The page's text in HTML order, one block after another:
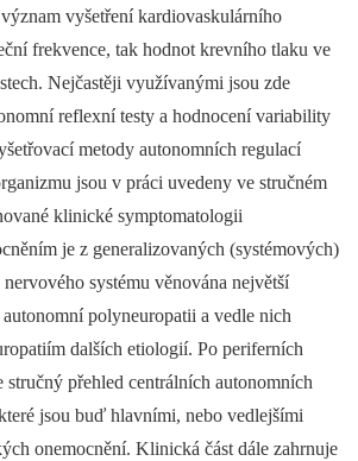
vyšetření kardiovaskulárního
frekvence, tak hodnot krevního tlaku ve
Nejčastěji využívanými jsou zde
reflexní testy a hodnocení variability
metody autonomních regulací
jsou v práci uvedeny ve stručném
klinické symp­tomatologii
je z generalizovaných (systémových)
systému věnována největší
polyneuropatii a vedle nich
dalších etiologií. Po periferních
stručný přehled centrálních autonomních
jsou buď hlavními, nebo vedlejšími
onemocnění. Klinická část dále zahrnuje